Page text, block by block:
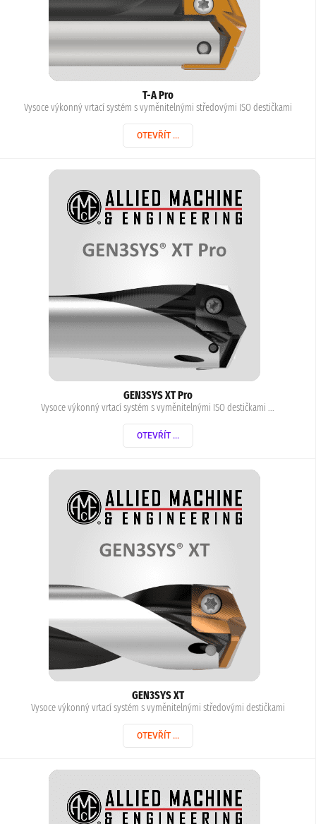
T-A Pro
Vysoce výkonný vrtací systém s vyměnitelnými středovými ISO destičkami
OTEVŘÍT ...
GEN3SYS XT Pro
Vysoce výkonný vrtací systém s vyměnitelnými ISO destičkami ...
OTEVŔÍT ...
GEN3SYS XT
Vysoce výkonný vrtací systém s vyměnitelnými středovými destičkami
OTEVŘÍT ...